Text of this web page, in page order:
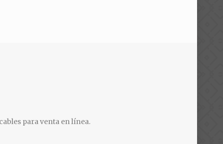
para venta en línea.